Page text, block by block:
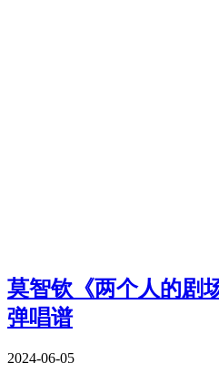
莫智钦《两个人的剧
弹唱谱
2024-06-05